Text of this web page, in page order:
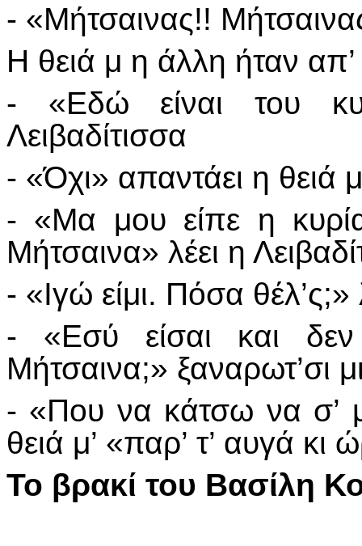
- «Μήτσαινας!!
Η θειά μ η άλλη ήταν απ’
- «Εδώ είναι του
Λειβαδίτισσα
- «Όχι» απαντάει η θειά
- «Μα μου είπε η
Μήτσαινα» λέει η
- «Ιγώ είμι. Πόσα θέλ’ς;»
- «Εσύ είσαι και δεν
Μήτσαινα;» ξαναρωτ’σι
- «Που να κάτσω να σ’
θειά μ’ «παρ’ τ’ αυγά
Το βρακί του Βασίλη